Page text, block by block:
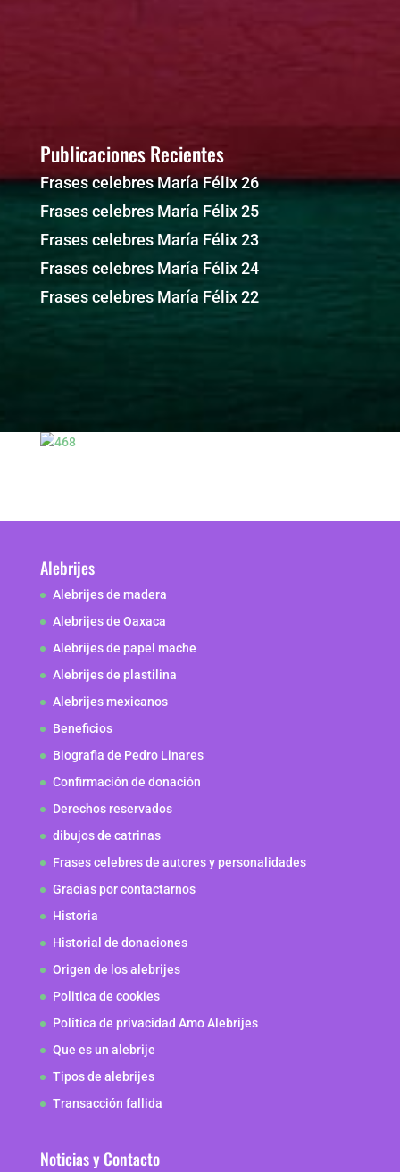
Publicaciones Recientes
Frases celebres María Félix 26
Frases celebres María Félix 25
Frases celebres María Félix 23
Frases celebres María Félix 24
Frases celebres María Félix 22
Alebrijes
Alebrijes de madera
Alebrijes de Oaxaca
Alebrijes de papel mache
Alebrijes de plastilina
Alebrijes mexicanos
Beneficios
Biografia de Pedro Linares
Confirmación de donación
Derechos reservados
dibujos de catrinas
Frases celebres de autores y personalidades
Gracias por contactarnos
Historia
Historial de donaciones
Origen de los alebrijes
Politica de cookies
Política de privacidad Amo Alebrijes
Que es un alebrije
Tipos de alebrijes
Transacción fallida
Noticias y Contacto